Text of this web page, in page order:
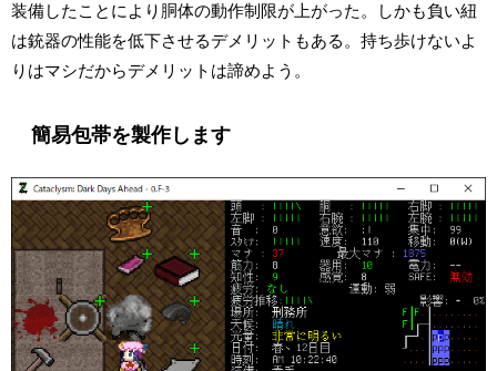
装備したことにより胴体の動作制限が上がった。しかも負い紐
は銃器の性能を低下させるデメリットもある。持ち歩けないよ
りはマシだからデメリットは諦めよう。
簡易包帯を製作します